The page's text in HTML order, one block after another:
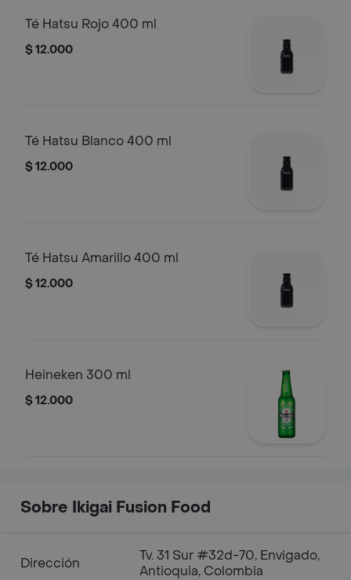
Té Hatsu Rojo 400 ml
$ 12.000
Té Hatsu Blanco 400 ml
$ 12.000
Té Hatsu Amarillo 400 ml
$ 12.000
Heineken 300 ml
$ 12.000
Sobre Ikigai Fusion Food
Dirección
Tv. 31 Sur #32d-70, Envigado,
Antioquia, Colombia